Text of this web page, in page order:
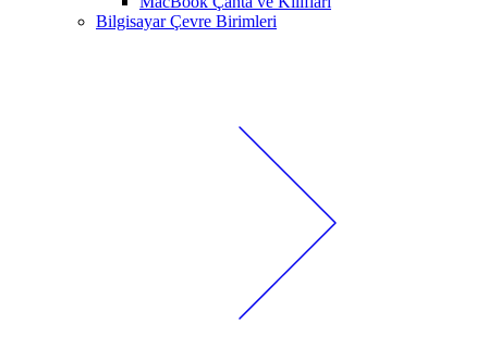
Bilgisayar Çevre Birimleri